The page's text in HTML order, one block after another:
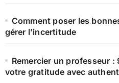
Comment poser les
gérer l’incertitude
Remercier un professeur
votre gratitude avec